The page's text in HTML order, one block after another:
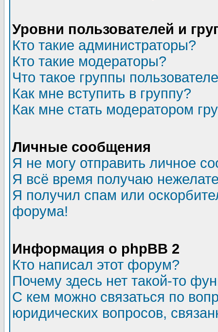
Уровни пользователей и
Кто такие администраторы?
Кто такие модераторы?
Что такое группы
Как мне вступить в группу?
Как мне стать модератором
Личные сообщения
Я не могу отправить личное
Я всё время получаю
Я получил спам или
форума!
Информация о phpBB 2
Кто написал этот форум?
Почему здесь нет такой-то
С кем можно связаться по
юридических вопросов,